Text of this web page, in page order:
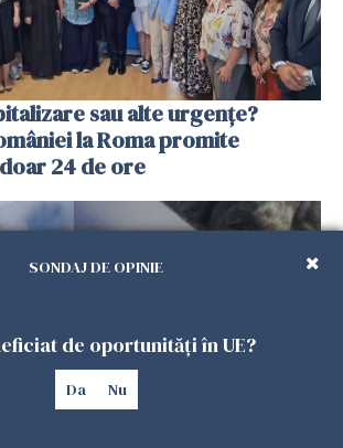
sau alte urgențe?
la Roma promite
24 de ore
SONDAJ DE OPINIE
de oportunități în UE?
Da Nu